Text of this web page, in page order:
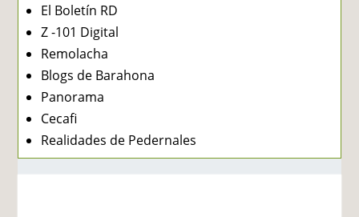
El Boletín RD
Z -101 Digital
Remolacha
Blogs de Barahona
Panorama
Cecafi
Realidades de Pedernales